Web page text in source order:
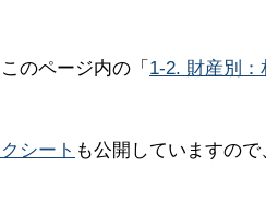
のページ内の「 1-2. 財産別
シート も公開していますの